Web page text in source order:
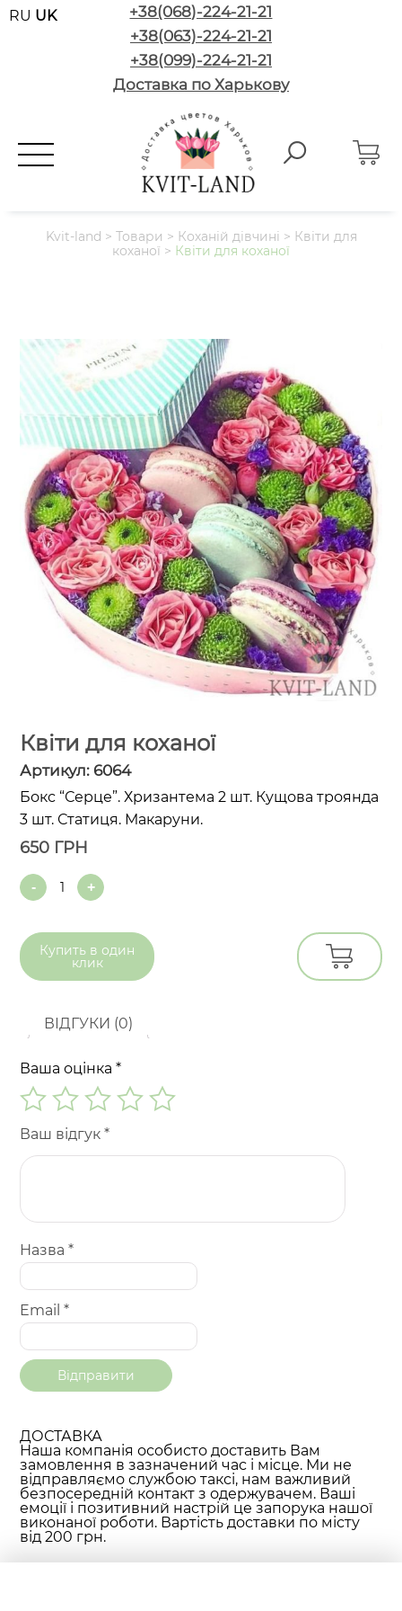
RU UK
+38(068)-224-21-21
+38(063)-224-21-21
+38(099)-224-21-21
Доставка по Харькову
Kvit-land > Товари > Коханій дівчині > Квіти для
коханої > Квіти для коханої
Квіти для коханої
Артикул: 6064
Бокс “Серце”. Хризантема 2 шт. Кущова троянда
3 шт. Статиця. Макаруни.
650 ГРН
Quantity
Купить в один
клик
ВІДГУКИ (0)
Ваша оцінка*
Ваш відгук*
Назва*
Email*
ДОСТАВКА
Наша компанія особисто доставить Вам
замовлення в зазначений час і місце. Ми не
відправляємо службою таксі, нам важливий
безпосередній контакт з одержувачем. Ваші
емоції і позитивний настрій це запорука нашої
виконаної роботи. Вартість доставки по місту
від 200 грн.